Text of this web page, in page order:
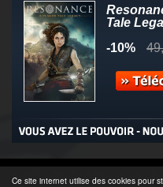
Ce site internet utilise des cookies pour
© 2011-2025 - Association